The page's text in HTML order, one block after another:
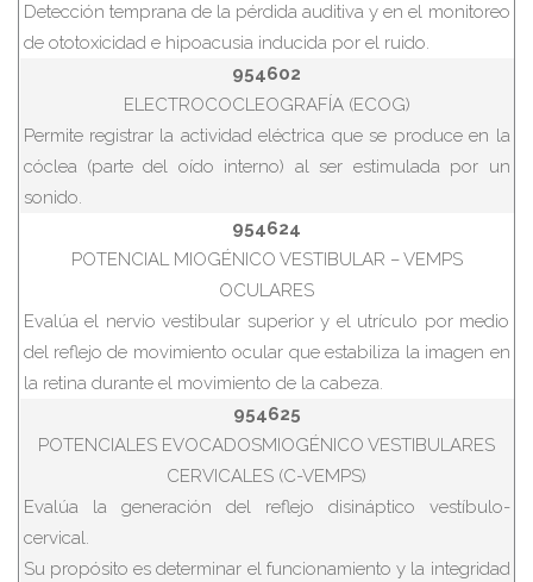
Detección temprana de la pérdida auditiva y en el monitoreo
de ototoxicidad e hipoacusia inducida por el ruido.
954602
ELECTROCOCLEOGRAFÍA (ECOG)
Permite registrar la actividad eléctrica que se produce en la
cóclea (parte del oído interno) al ser estimulada por un
sonido.
954624
POTENCIAL MIOGÉNICO VESTIBULAR – VEMPS
OCULARES
Evalúa el nervio vestibular superior y el utrículo por medio
del reflejo de movimiento ocular que estabiliza la imagen en
la retina durante el movimiento de la cabeza.
954625
POTENCIALES EVOCADOSMIOGÉNICO VESTIBULARES
CERVICALES (C-VEMPS)
Evalúa la generación del reflejo disináptico vestíbulo-
cervical.
Su propósito es determinar el funcionamiento y la integridad